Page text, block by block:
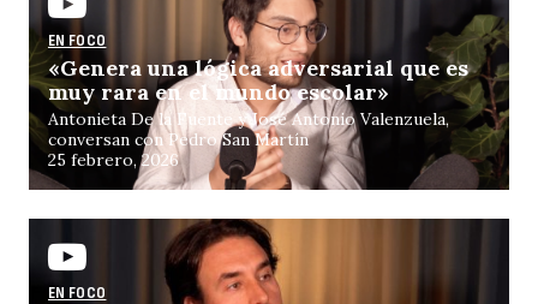
EN FOCO
«Genera una lógica adversarial que es
muy rara en el mundo escolar»
Antonieta De la Fuente y José Antonio Valenzuela,
conversan con Pedro San Martín
25 febrero, 2026
EN FOCO